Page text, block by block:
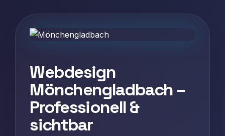
Webdesign
Mönchengladbach –
Professionell &
sichtbar